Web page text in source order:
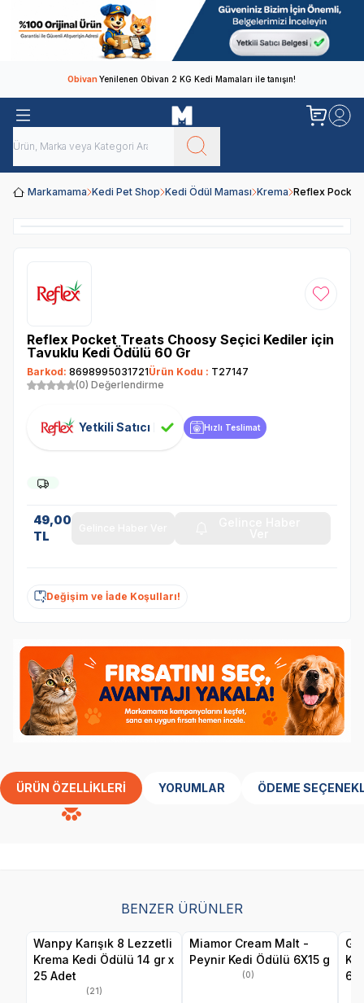
ObivanYenilenen Obivan 2 KG Kedi Mamaları ile tanışın!
Markamama Kedi Pet Shop Kedi Ödül Maması Krema Reflex Pocket
Favoriye
Reflex Pocket Treats Choosy Seçici Kediler için
Tavuklu Kedi Ödülü 60 Gr
Barkod: 8698995031721Ürün Kodu : T27147
(0) Değerlendirme
Yetkili Satıcı Hızlı Teslimat
49,00
TL
Değişim ve İade Koşulları!
ÜRÜN ÖZELLIKLERI YORUMLAR ÖDEME
BENZER ÜRÜNLER
Wanpy Karışık 8 Lezzetli
Krema Kedi Ödülü 14 gr x
25 Adet
(21)
Miamor Cream Malt -
Peynir Kedi Ödülü 6X15 g
(0)
60